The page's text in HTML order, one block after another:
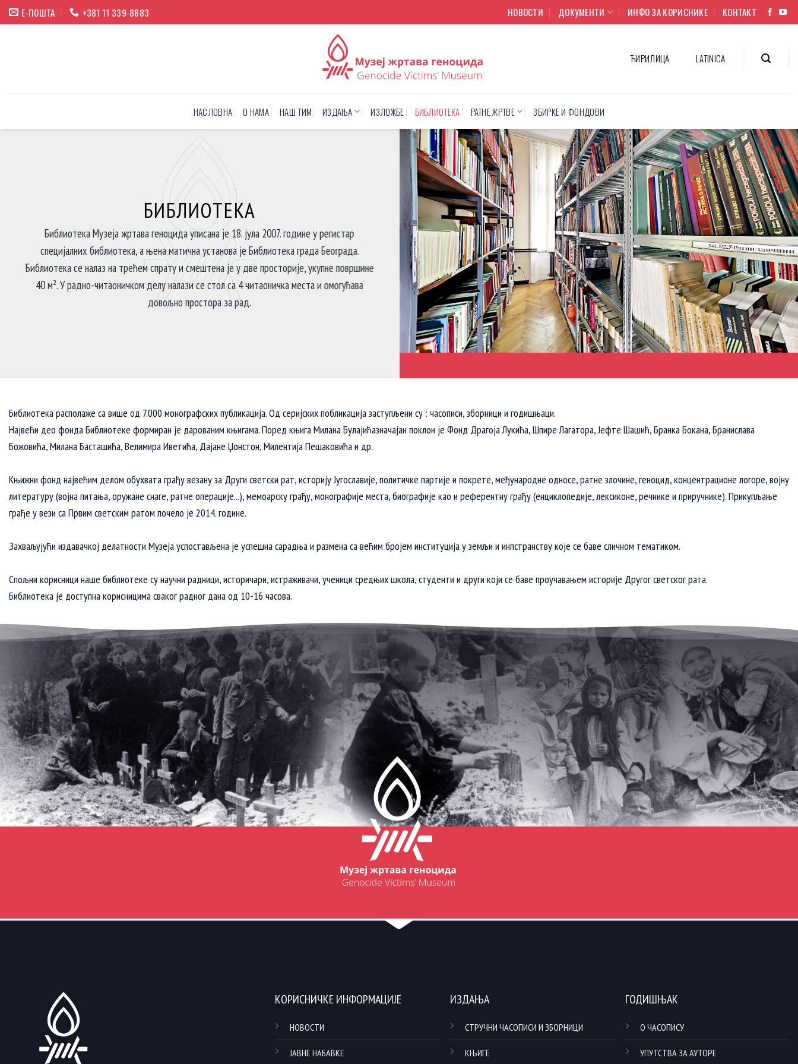
Прескочи
на
Е-ПОШТА +381 11 339-8883 НОВОСТИ ДОКУМЕНТИ ИНФО ЗА КОРИСНИКЕ КОНТАКТ
ЋИРИЛИЦА LATINICA
НАСЛОВНА О НАМА НАШ ТИМ ИЗДАЊА ИЗЛОЖБЕ БИБЛИОТЕКА РАТНЕ ЖРТВЕ ЗБИРКЕ И ФОНДОВИ
БИБЛИОТЕКА
Библиотека Музеја жртава геноцида уписана је 18. јула 2007. године у регистар
специјалних библиотека, а њена матична установа је Библиотека града Београда.
Библиотека се налаз на трећем спрату и смештена је у две просторије, укупне површине
40 м². У радно-читаоничком делу налази се стол са 4 читаоничка места и омогућава
довољно простора за рад.
Библиотека располаже са више од 7.000 монографских публикација. Од серијских побликација заступљени су : часописи, зборници и годишњаци.
Највећи део фонда Библиотеке формиран је дарованим књигама. Поред књига Милана Булајићазначајан поклон је Фонд Драгоја Лукића, Шпире Лагатора, Јефте Шашић, Бранка Бокана, Бранислава
Божовића, Милана Басташића, Велимира Иветића, Дајане Џонстон, Милентија Пешаковића и др.
Књижни фонд највећим делом обухвата грађу везану за Други светски рат, историју Југославије, политичке партије и покрете, међународне односе, ратне злочине, геноцид, концентрационе логоре, војну
литературу (војна питања, оружане снаге, ратне операције...), мемоарску грађу, монографије места, биографије као и референтну грађу (енциклопедије, лексиконе, речнике и приручнике). Прикупљање
грађе у вези са Првим светским ратом почело је 2014. године.
Захваљујући издавачкој делатности Музеја успостављена је успешна сарадња и размена са већим бројем институција у земљи и инпстранству које се баве сличном тематиком.
Спољни корисници наше библиотеке су научни радници, историчари, истраживачи, ученици средњих школа, студенти и други који се баве проучавањем историје Другог светског рата.
Библиотека је доступна корисницима сваког радног дана од 10-16 часова.
КОРИСНИЧКЕ ИНФОРМАЦИЈЕ
НОВОСТИ
ЈАВНЕ НАБАВКЕ
ИЗДАЊА
СТРУЧНИ ЧАСОПИСИ И ЗБОРНИЦИ
КЊИГЕ
ГОДИШЊАК
О ЧАСОПИСУ
УПУТСТВА ЗА АУТОРЕ